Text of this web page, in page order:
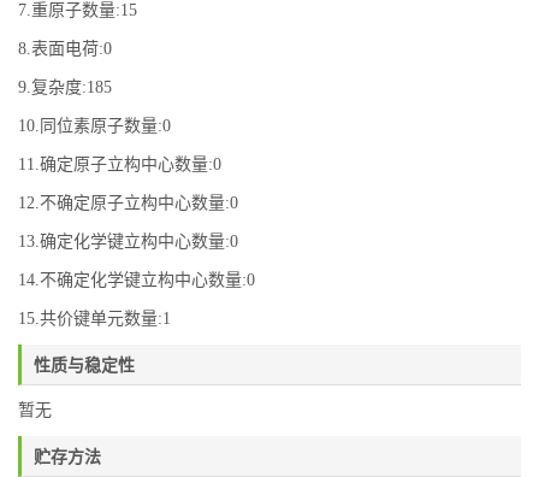
7.重原子数量:15
8.表面电荷:0
9.复杂度:185
10.同位素原子数量:0
11.确定原子立构中心数量:0
12.不确定原子立构中心数量:0
13.确定化学键立构中心数量:0
14.不确定化学键立构中心数量:0
15.共价键单元数量:1
性质与稳定性
暂无
贮存方法